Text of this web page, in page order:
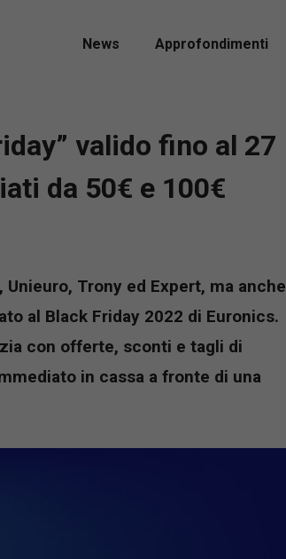
News Approfondimenti
valido fino al 27
da 50€ e 100€
Trony ed Expert, ma anche
al Black Friday 2022 di Euronics.
con offerte, sconti e tagli di
in cassa a fronte di una